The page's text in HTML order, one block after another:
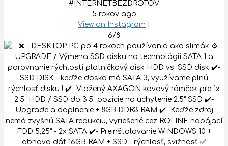
#INTERNETBEZDROTOV
5 rokov ago
View on Instagram
6/8